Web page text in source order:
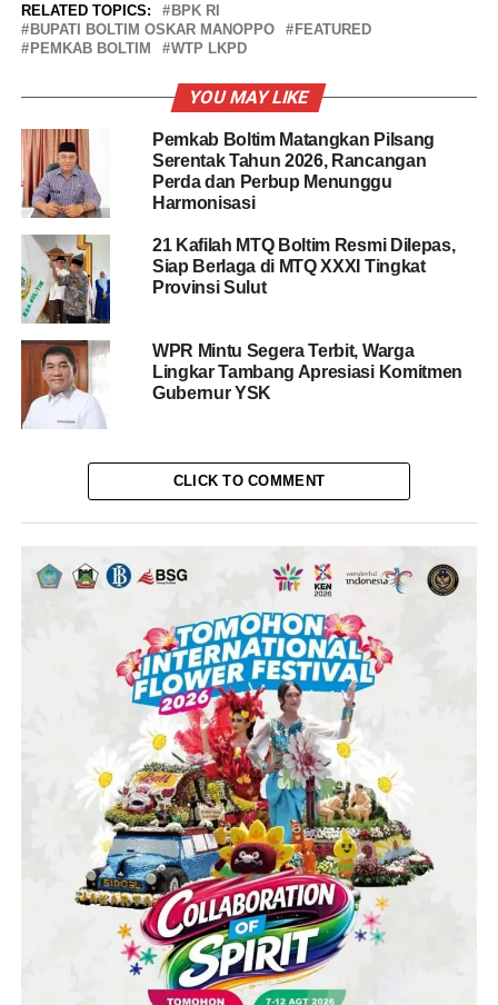
RELATED TOPICS:
BPK RI
BUPATI BOLTIM OSKAR MANOPPO
FEATURED
PEMKAB BOLTIM
WTP LKPD
YOU MAY LIKE
Pemkab Boltim Matangkan Pilsang
Serentak Tahun 2026, Rancangan
Perda dan Perbup Menunggu
Harmonisasi
21 Kafilah MTQ Boltim Resmi Dilepas,
Siap Berlaga di MTQ XXXI Tingkat
Provinsi Sulut
WPR Mintu Segera Terbit, Warga
Lingkar Tambang Apresiasi Komitmen
Gubernur YSK
CLICK TO COMMENT